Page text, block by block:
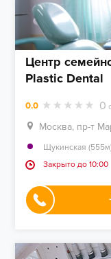
Центр
Plastic Dental
0.0 0
Москва, пр-т
Щукинская
Закрыто до 10:00